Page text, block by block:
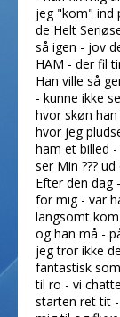
jeg "kom" ind
de Helt
så igen - jov
HAM - der fil
Han ville så
- kunne ikke
hvor skøn
hvor jeg
ham et billed
ser Min ???
Efter den dag
for mig - var
langsomt
og han må -
jeg tror ikke
fantastisk
til ro - vi
starten ret tit